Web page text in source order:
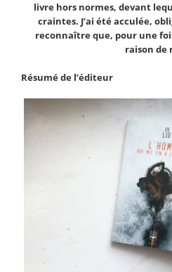
livre hors normes, devant
craintes. J’ai été acculée,
reconnaître que, pour une
raison de
Résumé de l’éditeur